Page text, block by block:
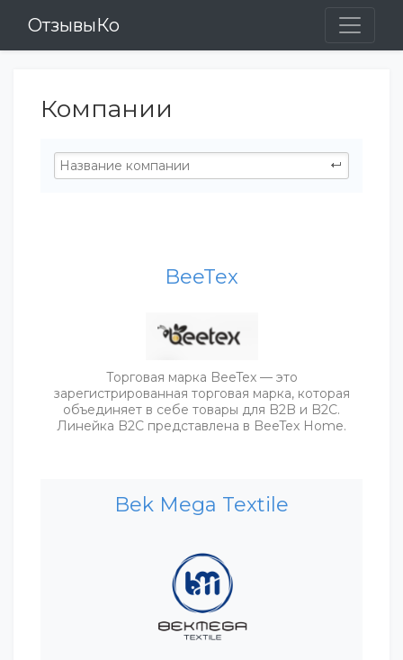
ОтзывыКо
Компании
BeeTex
Торговая марка BeeTex — это
зарегистрированная торговая марка, которая
объединяет в себе товары для B2B и B2C.
Линейка B2C представлена в BeeTex Home.
Bek Mega Textile